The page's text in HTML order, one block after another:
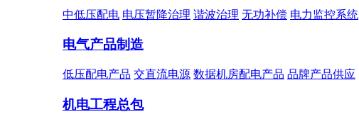
中低压配电 电压暂降治理 谐波治理 无功补偿 电力监控系统
电气产品制造
低压配电产品 交直流电源 数据机房配电产品 品牌产品供应
机电工程总包